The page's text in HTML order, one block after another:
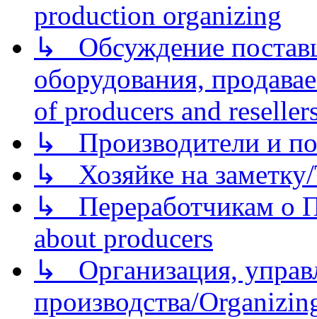
production organizing
↳ Обсуждение
оборудования,
of producers and
↳ Производители и
↳ Хозяйке на
↳ Переработчикам о
about producers
↳ Организация,
производства/